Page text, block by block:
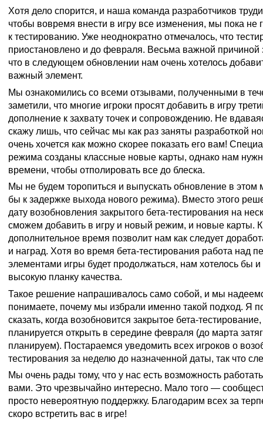
Хотя дело спорится, и наша команда разработчиков
чтобы вовремя внести в игру все изменения, мы пока не
к тестированию. Уже неоднократно отмечалось, что
приостановлено и до февраля. Весьма важной причиной
что в следующем обновлении нам очень хотелось
важный элемент.
Мы ознакомились со всеми отзывами, полученными в
заметили, что многие игроки просят добавить в игру
дополнение к захвату точек и сопровождению. Не
скажу лишь, что сейчас мы как раз заняты разработкой
очень хочется как можно скорее показать его вам!
режима созданы классные новые карты, однако нам
времени, чтобы отполировать все до блеска.
Мы не будем торопиться и выпускать обновление в этом
бы к задержке выхода нового режима). Вместо этого
дату возобновления закрытого бета-тестирования на
сможем добавить в игру и новый режим, и новые карты.
дополнительное время позволит нам как следует
и наград. Хотя во время бета-тестирования работа над
элементами игры будет продолжаться, нам хотелось бы
высокую планку качества.
Такое решение напрашивалось само собой, и мы
понимаете, почему мы избрали именно такой подход. Я
сказать, когда возобновится закрытое бета-
планируется открыть в середине февраля (до марта
планируем). Постараемся уведомить всех игроков о
тестирования за неделю до назначенной даты, так что
Мы очень рады тому, что у нас есть возможность
вами. Это чрезвычайно интересно. Мало того —
просто невероятную поддержку. Благодарим всех за
скоро встретить вас в игре!